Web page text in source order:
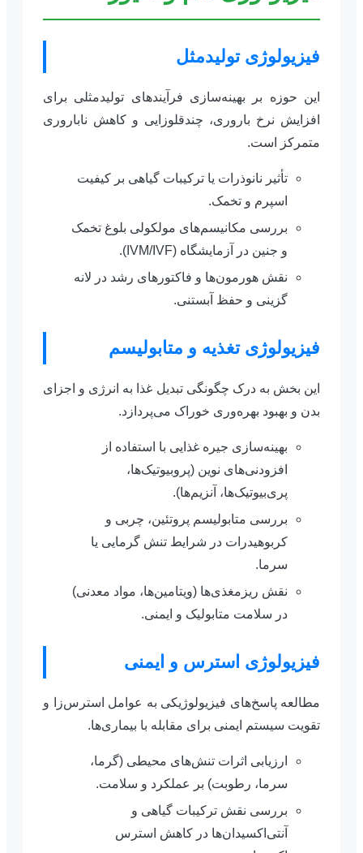
فیزیولوژی تولیدمثل
این حوزه بر بهینه‌سازی فرآیندهای تولیدمثلی برای
افزایش نرخ باروری، چندقلوزایی و کاهش ناباروری
متمرکز است.
تأثیر نانوذرات یا ترکیبات گیاهی بر کیفیت
اسپرم و تخمک.
بررسی مکانیسم‌های مولکولی بلوغ تخمک
و جنین در آزمایشگاه (IVM/IVF).
نقش هورمون‌ها و فاکتورهای رشد در لانه
گزینی و حفظ آبستنی.
فیزیولوژی تغذیه و متابولیسم
این بخش به درک چگونگی تبدیل غذا به انرژی و اجزای
بدن و بهبود بهره‌وری خوراک می‌پردازد.
بهینه‌سازی جیره غذایی با استفاده از
افزودنی‌های نوین (پروبیوتیک‌ها،
پری‌بیوتیک‌ها، آنزیم‌ها).
بررسی متابولیسم پروتئین، چربی و
کربوهیدرات در شرایط تنش گرمایی یا
سرما.
نقش ریزمغذی‌ها (ویتامین‌ها، مواد معدنی)
در سلامت متابولیک و ایمنی.
فیزیولوژی استرس و ایمنی
مطالعه پاسخ‌های فیزیولوژیکی به عوامل استرس‌زا و
تقویت سیستم ایمنی برای مقابله با بیماری‌ها.
ارزیابی اثرات تنش‌های محیطی (گرما،
سرما، رطوبت) بر عملکرد و سلامت.
بررسی نقش ترکیبات گیاهی و
آنتی‌اکسیدان‌ها در کاهش استرس